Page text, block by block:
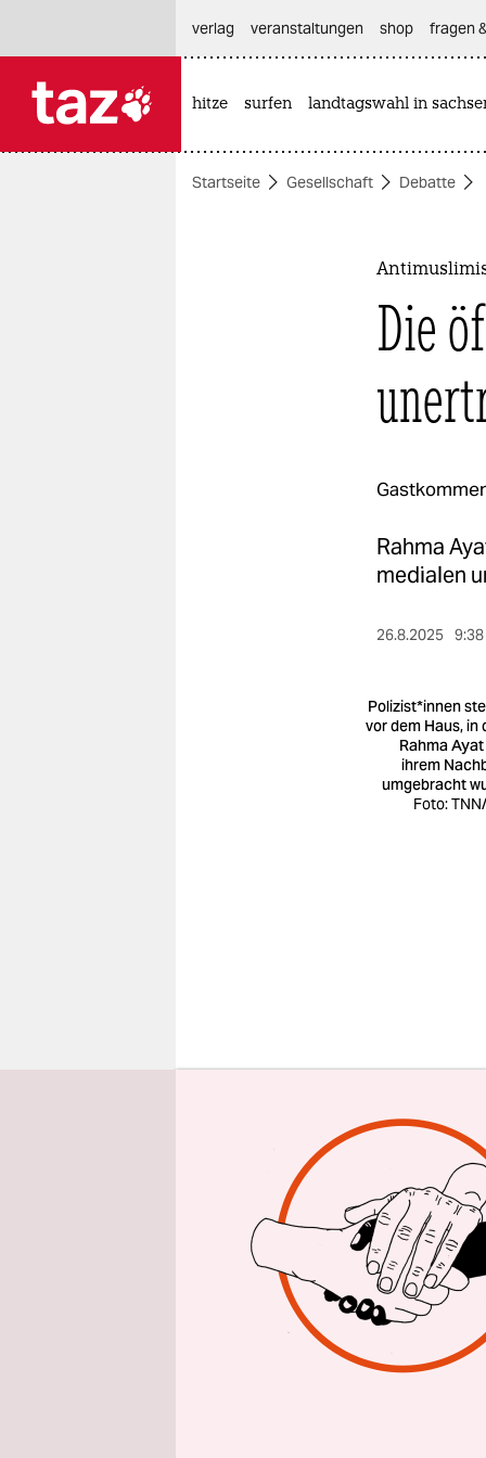
themen
verlag
veranstaltungen shop fragen
hitze surfen landtagswahl in
Startseite Gesellschaft Debatte
Die
Rahma
medialen
26.8.2025
Po­li­zis­t*in­nen
vor dem Haus, in
Rahma
ihrem
umgebracht
Foto:
E in
der nicht
aus
Sichtbar